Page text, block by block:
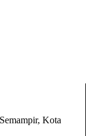
Kota